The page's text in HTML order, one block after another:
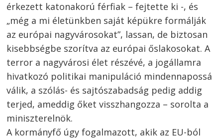
érkezett katonakorú férfiak – fejtette ki -, és
„még a mi életünkben saját képükre formálják
az európai nagyvárosokat”, lassan, de biztosan
kisebbségbe szorítva az európai őslakosokat. A
terror a nagyvárosi élet részévé, a jogállamra
hivatkozó politikai manipuláció mindennapossá
válik, a szólás- és sajtószabadság pedig addig
terjed, ameddig őket visszhangozza – sorolta a
miniszterelnök.
A kormányfő úgy fogalmazott, akik az EU-ból